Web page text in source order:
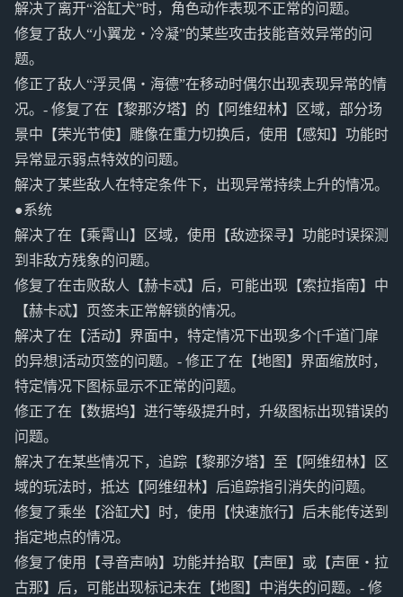
解决了离开“浴缸犬”时，角色动作表现不正常的问题。
修复了敌人“小翼龙・冷凝”的某些攻击技能音效异常的问
题。
修正了敌人“浮灵偶・海德”在移动时偶尔出现表现异常的情
况。- 修复了在【黎那汐塔】的【阿维纽林】区域，部分场
景中【荣光节使】雕像在重力切换后，使用【感知】功能时
异常显示弱点特效的问题。
解决了某些敌人在特定条件下，出现异常持续上升的情况。
●系统
解决了在【乘霄山】区域，使用【敌迹探寻】功能时误探测
到非敌方残象的问题。
修复了在击败敌人【赫卡忒】后，可能出现【索拉指南】中
【赫卡忒】页签未正常解锁的情况。
解决了在【活动】界面中，特定情况下出现多个[千道门扉
的异想]活动页签的问题。- 修正了在【地图】界面缩放时，
特定情况下图标显示不正常的问题。
修正了在【数据坞】进行等级提升时，升级图标出现错误的
问题。
解决了在某些情况下，追踪【黎那汐塔】至【阿维纽林】区
域的玩法时，抵达【阿维纽林】后追踪指引消失的问题。
修复了乘坐【浴缸犬】时，使用【快速旅行】后未能传送到
指定地点的情况。
修复了使用【寻音声呐】功能并拾取【声匣】或【声匣・拉
古那】后，可能出现标记未在【地图】中消失的问题。- 修